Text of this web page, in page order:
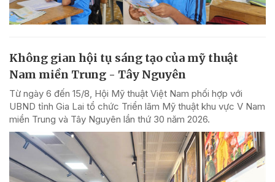
Không gian hội tụ sáng tạo của mỹ thuật
Nam miền Trung - Tây Nguyên
Từ ngày 6 đến 15/8, Hội Mỹ thuật Việt Nam phối hợp với
UBND tỉnh Gia Lai tổ chức Triển lãm Mỹ thuật khu vực V Nam
miền Trung và Tây Nguyên lần thứ 30 năm 2026.